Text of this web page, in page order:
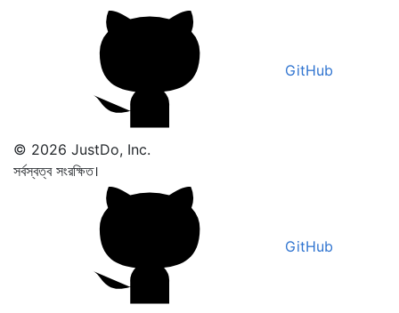
GitHub
© 2026 JustDo, Inc.
সর্বস্বত্ব সংরক্ষিত।
GitHub